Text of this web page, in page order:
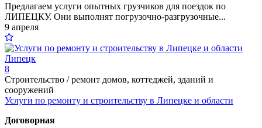
Предлагаем услуги опытных грузчиков для поездок по
ЛИПЕЦКУ. Они выполнят погрузочно-разгрузочные...
9 апреля
8
Строительство / ремонт домов, коттеджей, зданий и
сооружений
Услуги по ремонту и строительству в Липецке и области
Договорная